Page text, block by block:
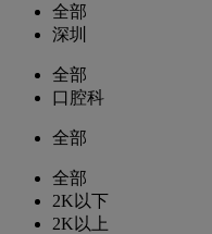
全部
深圳
全部
口腔科
全部
全部
2K以下
2K以上